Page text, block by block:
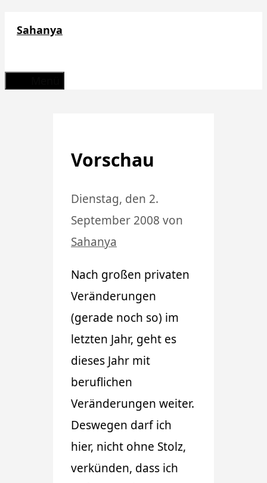
Sahanya
Vorschau
Dienstag, den 2.
September 2008 von
Sahanya
Nach großen privaten
Veränderungen
(gerade noch so) im
letzten Jahr, geht es
dieses Jahr mit
beruflichen
Veränderungen weiter.
Deswegen darf ich
hier, nicht ohne Stolz,
verkünden, dass ich